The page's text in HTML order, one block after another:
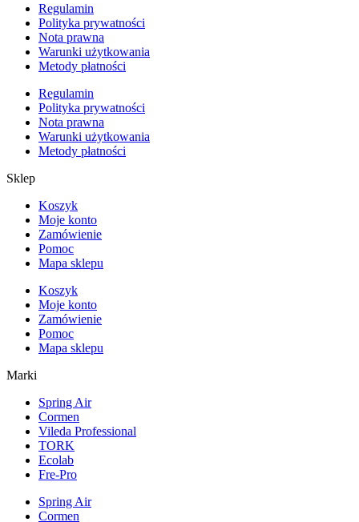
Regulamin
Polityka prywatności
Nota prawna
Warunki użytkowania
Metody płatności
Regulamin
Polityka prywatności
Nota prawna
Warunki użytkowania
Metody płatności
Sklep
Koszyk
Moje konto
Zamówienie
Pomoc
Mapa sklepu
Koszyk
Moje konto
Zamówienie
Pomoc
Mapa sklepu
Marki
Spring Air
Cormen
Vileda Professional
TORK
Ecolab
Fre-Pro
Spring Air
Cormen